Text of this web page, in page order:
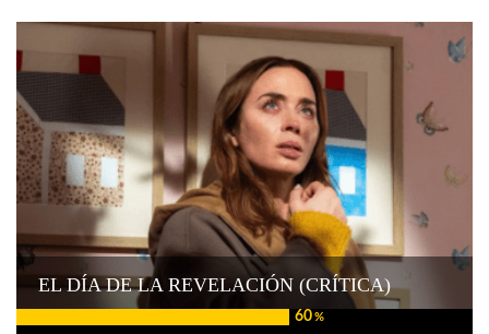
60%
EL DÍA DE LA REVELACIÓN (CRÍTICA)